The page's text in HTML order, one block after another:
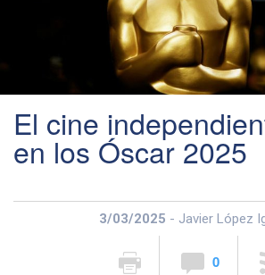
El cine
en los Óscar 2025
3/03/2025 - Javier López
0